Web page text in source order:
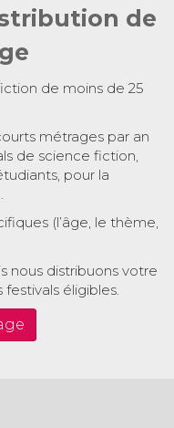
de
de moins de 25
métrages par an
de science fiction,
pour la
(l’âge, le thème,
nous distribuons votre
éligibles.